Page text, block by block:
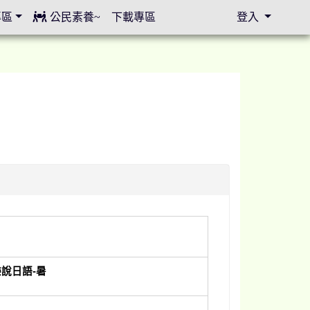
日語-暑
公民素養~ 下載專區 登入